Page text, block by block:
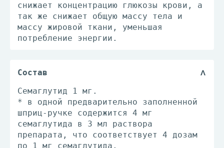
снижает концентрацию глюкозы крови, а
так же снижает общую массу тела и
массу жировой ткани, уменьшая
потребление энергии.
Состав
Семаглутид 1 мг.
* в одной предварительно заполненной
шприц-ручке содержится 4 мг
семаглутида в 3 мл раствора
препарата, что соответствует 4 дозам
по 1 мг семаглутида.